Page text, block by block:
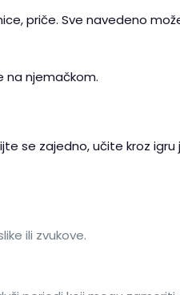
priče. Sve navedeno
na njemačkom.
se zajedno, učite kroz igru
ili zvukove.